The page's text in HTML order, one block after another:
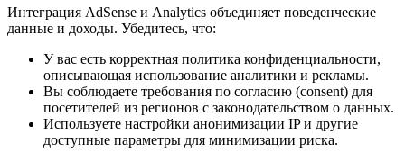
Интеграция AdSense и Analytics объединяет поведенческие
данные и доходы. Убедитесь, что:
У вас есть корректная политика конфиденциальности,
описывающая использование аналитики и рекламы.
Вы соблюдаете требования по согласию (consent) для
посетителей из регионов с законодательством о данных.
Используете настройки анонимизации IP и другие
доступные параметры для минимизации риска.